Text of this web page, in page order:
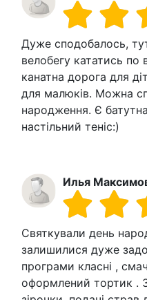
Дуже сподобалось,
велобегу кататись по
канатна дорога для
для малюків. Можна
народження. Є
настільний теніс:)
Илья
Святкували день
залишилися дуже
програми класні ,
оформлений тортик .